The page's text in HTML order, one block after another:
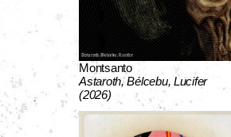
Montsanto
Astaroth, Bélcebu, Lucifer
(2026)